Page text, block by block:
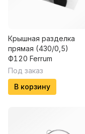
Крышная разделка
прямая (430/0,5)
Ф120 Ferrum
Под заказ
В корзину